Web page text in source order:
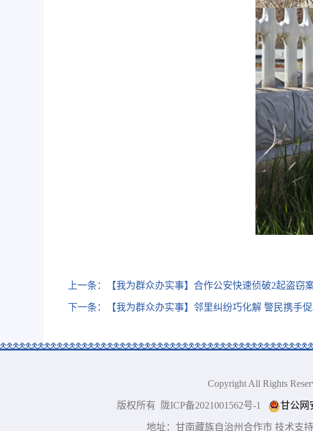
上一条： 【我为群众办实事】合作公安快速侦破2起盗窃
下一条： 【我为群众办实事】邻里纠纷巧化解 警民携手
Copyright All Rights
版权所有 陇ICP备2021001562号-1 甘公网
地址：甘南藏族自治州合作市 技术支